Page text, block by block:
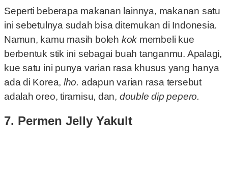
Seperti beberapa makanan lainnya, makanan satu
ini sebetulnya sudah bisa ditemukan di Indonesia.
Namun, kamu masih boleh kok membeli kue
berbentuk stik ini sebagai buah tanganmu. Apalagi,
kue satu ini punya varian rasa khusus yang hanya
ada di Korea, lho. adapun varian rasa tersebut
adalah oreo, tiramisu, dan, double dip pepero.
7. Permen Jelly Yakult